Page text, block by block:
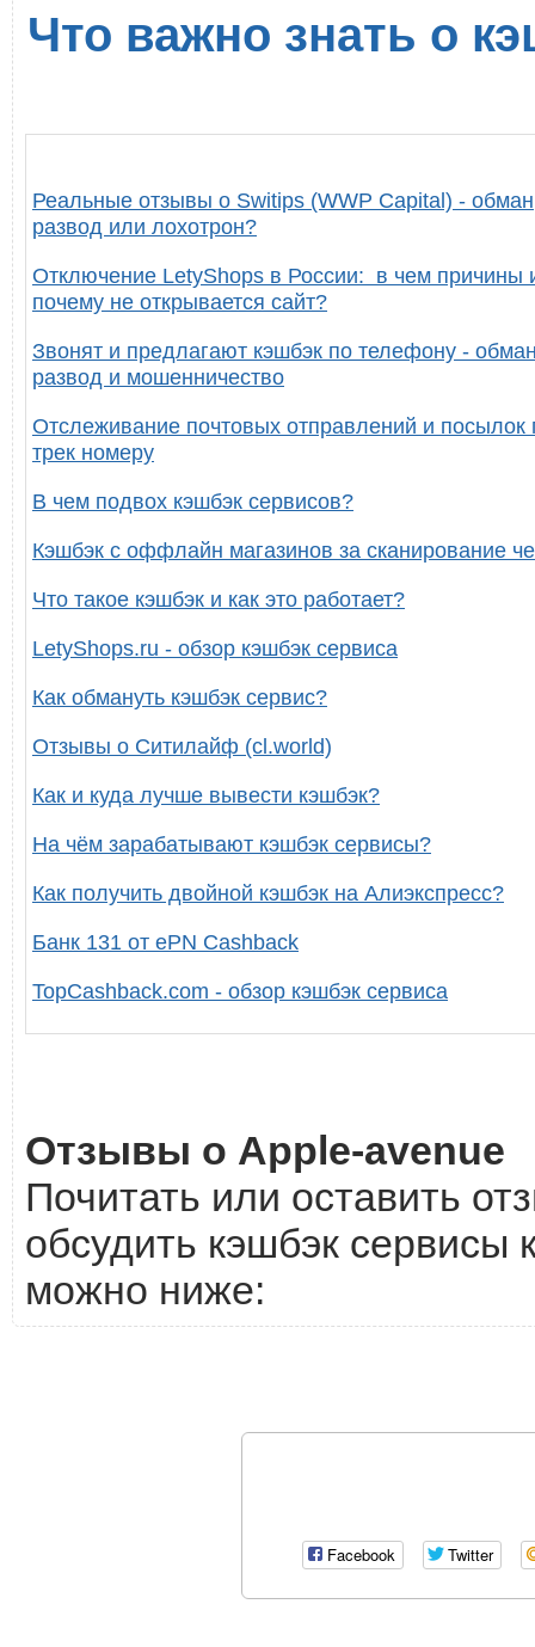
Что важно знать о
Реальные отзывы о Switips (WWP Capital) -
развод или лохотрон?
Отключение LetyShops в России: в чем причины
почему не открывается сайт?
Звонят и предлагают кэшбэк по телефону -
развод и мошенничество
Отслеживание почтовых отправлений и посылок
трек номеру
В чем подвох кэшбэк сервисов?
Кэшбэк с оффлайн магазинов за сканирование
Что такое кэшбэк и как это работает?
LetyShops.ru - обзор кэшбэк сервиса
Как обмануть кэшбэк сервис?
Отзывы о Ситилайф (cl.world)
Как и куда лучше вывести кэшбэк?
На чём зарабатывают кэшбэк сервисы?
Как получить двойной кэшбэк на Алиэкспресс?
Банк 131 от ePN Cashback
TopCashback.com - обзор кэшбэк сервиса
Отзывы о Apple-avenue
Почитать или оставить
обсудить кэшбэк сервисы
можно ниже:
Facebook Twitter